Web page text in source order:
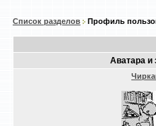
Список разделов Профиль
Аватара и